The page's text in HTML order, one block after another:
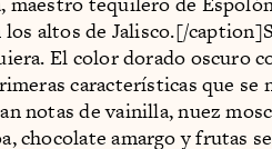
los altos de Jalisco.[/
El color dorado oscuro
características que
notas de vainilla, nuez
chocolate amargo y frutas